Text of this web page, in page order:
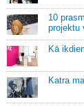
10
projektu
Kā
Katra